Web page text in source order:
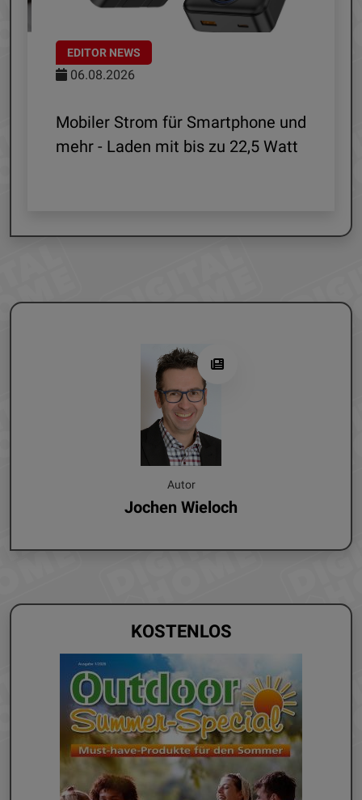
EDITOR NEWS
06.08.2026
Mobiler Strom für Smartphone und
mehr - Laden mit bis zu 22,5 Watt
Autor
Jochen Wieloch
KOSTENLOS